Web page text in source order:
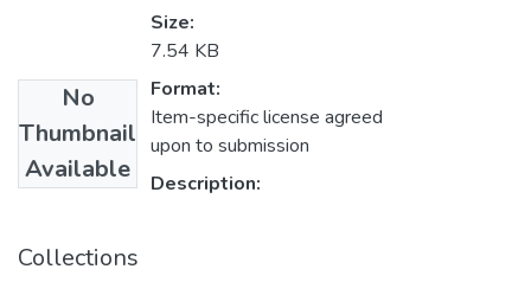
No
Thumbnail
Available
Size:
7.54 KB
Format:
Item-specific license agreed
upon to submission
Description:
Collections